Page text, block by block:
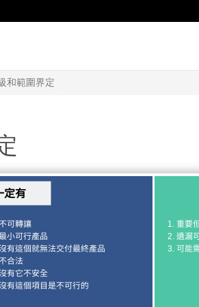
和範圍界定